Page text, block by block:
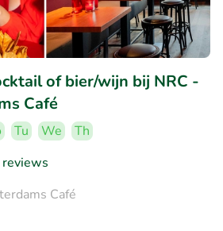
of bier/wijn bij NRC -
Café
Tu We
Th
Café